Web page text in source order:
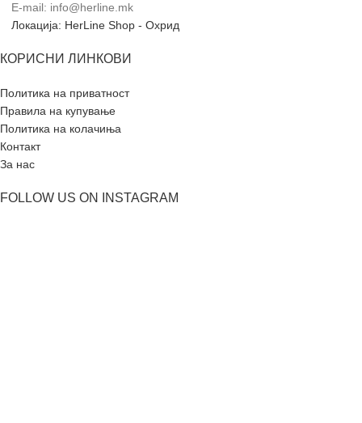
E-mail: info@herline.mk
Локација: HerLine Shop - Охрид
КОРИСНИ ЛИНКОВИ
Политика на приватност
Правила на купување
Политика на колачиња
Контакт
За нас
FOLLOW US ON INSTAGRAM